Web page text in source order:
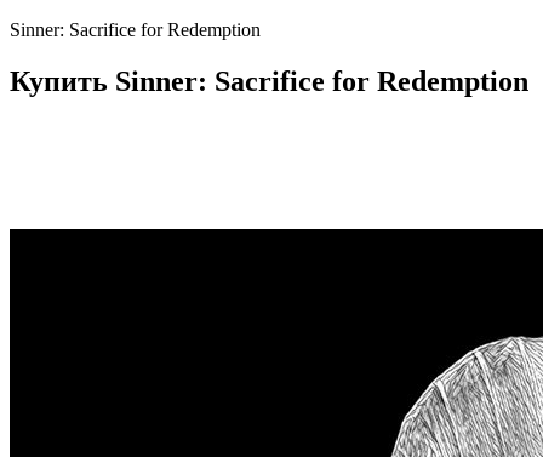
Sinner: Sacrifice for Redemption
Купить Sinner: Sacrifice for Redemption